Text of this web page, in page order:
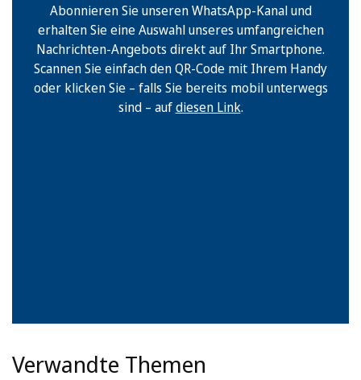
Abonnieren Sie unseren WhatsApp-Kanal und
erhalten Sie eine Auswahl unseres umfangreichen
Nachrichten-Angebots direkt auf Ihr Smartphone.
Scannen Sie einfach den QR-Code mit Ihrem Handy
oder klicken Sie – falls Sie bereits mobil unterwegs
sind – aufdiesen Link.
Verwandte Themen